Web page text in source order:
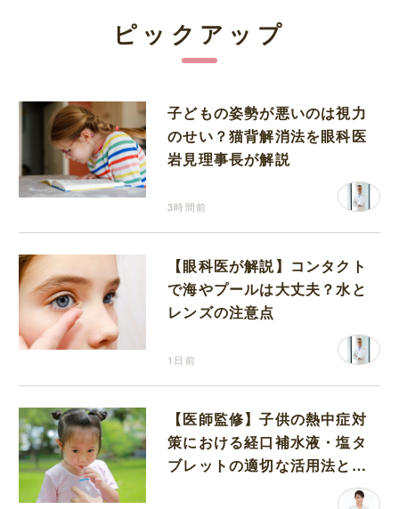
ピックアップ
子どもの姿勢が悪いのは視力
のせい？猫背解消法を眼科医
岩見理事長が解説
3時間前
【眼科医が解説】コンタクト
で海やプールは大丈夫？水と
レンズの注意点
1日前
【医師監修】子供の熱中症対
策における経口補水液・塩タ
ブレットの適切な活用法と水